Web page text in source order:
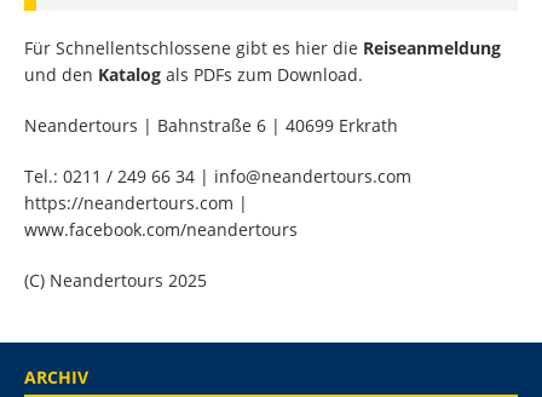
Für Schnellentschlossene gibt es hier die Reiseanmeldung
und den Katalog als PDFs zum Download.
Neandertours | Bahnstraße 6 | 40699 Erkrath
Tel.: 0211 / 249 66 34 | info@neandertours.com
https://neandertours.com |
www.facebook.com/neandertours
(C) Neandertours 2025
ARCHIV